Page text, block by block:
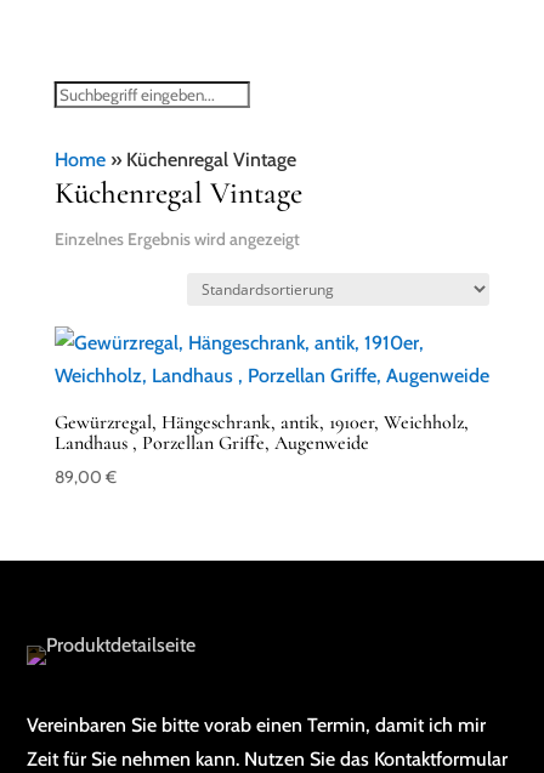
Home» Küchenregal Vintage
Küchenregal Vintage
Einzelnes Ergebnis wird angezeigt
Gewürzregal, Hängeschrank, antik, 1910er, Weichholz,
Landhaus , Porzellan Griffe, Augenweide
89,00 €
Vereinbaren Sie bitte vorab einen Termin, damit ich mir
Zeit für Sie nehmen kann. Nutzen Sie das Kontaktformular